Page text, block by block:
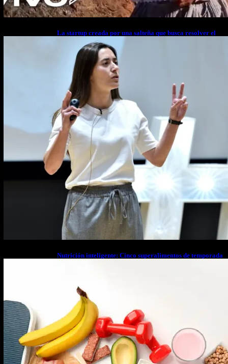
La startup creada por una salteña que busca resolver el
estrés financiero en Latinoamérica
Nutrición inteligente: Cinco superalimentos de temporada